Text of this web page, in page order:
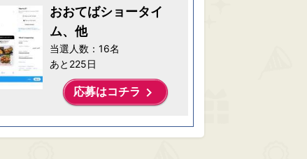
おおてばショータイ
ム、他
当選人数：16名
あと225日
応募はコチラ keyboard_arrow_right